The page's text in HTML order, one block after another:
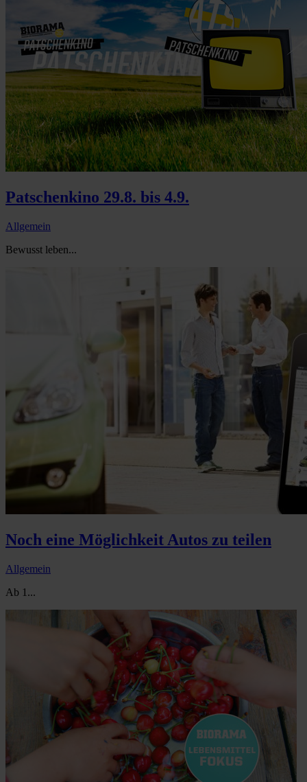
Patschenkino 29.8. bis 4.9.
Allgemein
Bewusst leben...
Noch eine Möglichkeit Autos zu teilen
Allgemein
Ab 1...